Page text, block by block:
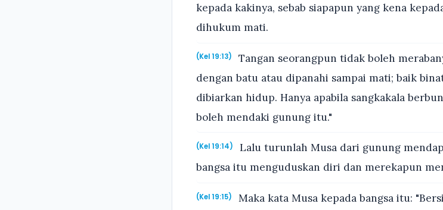
kepada kakinya, sebab siapapun yang kena
dihukum mati.
(Kel 19:13)
Tangan seorangpun tidak boleh
dengan batu atau dipanahi sampai mati; baik
dibiarkan hidup. Hanya apabila sangkakala
boleh mendaki gunung itu."
(Kel 19:14)
Lalu turunlah Musa dari gunung
bangsa itu menguduskan diri dan merekapun
(Kel 19:15)
Maka kata Musa kepada bangsa itu: